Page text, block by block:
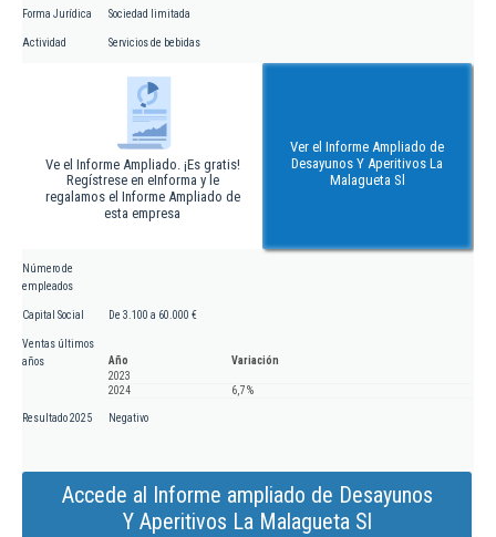
Forma Jurídica Sociedad limitada
Actividad Servicios de bebidas
Ve el Informe Ampliado. ¡Es gratis!
Regístrese en eInforma y le
regalamos el Informe Ampliado de
esta empresa
Ver el Informe Ampliado de
Desayunos Y Aperitivos La
Malagueta Sl
Número de
empleados
Capital Social De 3.100 a 60.000 €
Ventas últimos
años
Año
Variación
2023
2024
6,7 %
Resultado 2025 Negativo
Accede al Informe ampliado de Desayunos
Y Aperitivos La Malagueta Sl